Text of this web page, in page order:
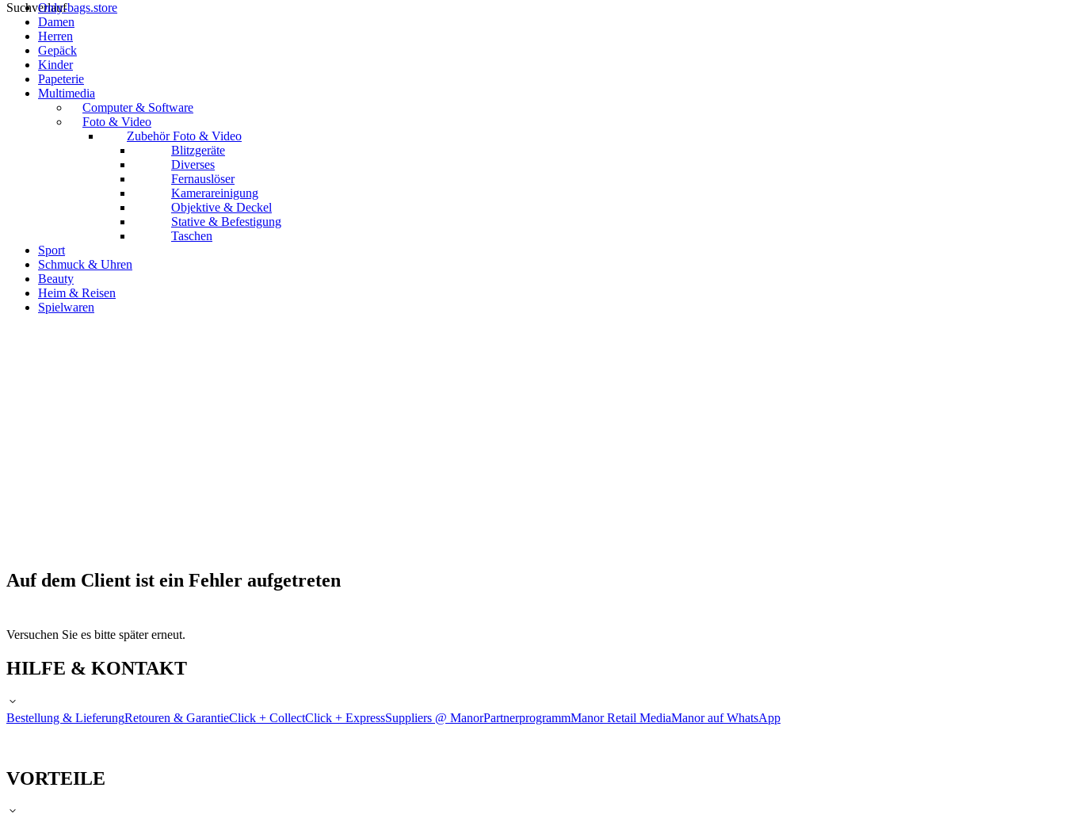
SuchverlaufOnly-bags.store
Damen
Herren
Gepäck
Kinder
Papeterie
Multimedia
Computer & Software
Foto & Video
Zubehör Foto & Video
Blitzgeräte
Diverses
Fernauslöser
Kamerareinigung
Objektive & Deckel
Stative & Befestigung
Taschen
Sport
Schmuck & Uhren
Beauty
Heim & Reisen
Spielwaren
Auf dem Client ist ein Fehler aufgetreten
Versuchen Sie es bitte später erneut.
HILFE & KONTAKT
Bestellung & LieferungRetouren & GarantieClick + CollectClick + ExpressSuppliers @ ManorPartnerprogrammManor Retail MediaManor auf WhatsApp
VORTEILE